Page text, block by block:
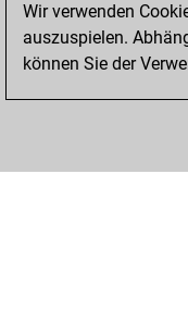
Wir verwenden
auszuspielen.
können Sie der